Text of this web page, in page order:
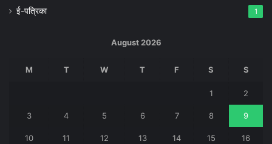
ई-पत्रिका 1
August 2026
M T W T F S S
1 2
3 4 5 6 7 8 9
10 11 12 13 14 15 16